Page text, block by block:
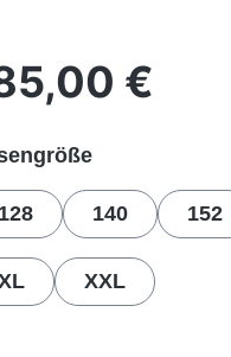
Preis: €
auswählen
128 140 152
XXL